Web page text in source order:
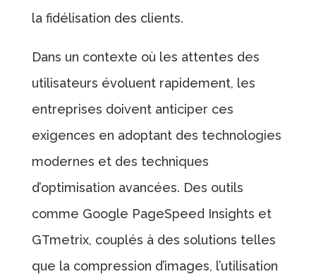
la fidélisation des clients.
Dans un contexte où les attentes des
utilisateurs évoluent rapidement, les
entreprises doivent anticiper ces
exigences en adoptant des technologies
modernes et des techniques
d’optimisation avancées. Des outils
comme Google PageSpeed Insights et
GTmetrix, couplés à des solutions telles
que la compression d’images, l’utilisation